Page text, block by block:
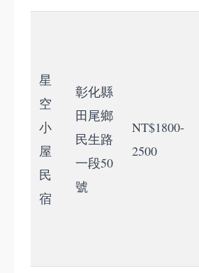
星
空
小
屋
民
宿
彰化縣
田尾鄉
民生路
一段50
號
NT$1800-
2500